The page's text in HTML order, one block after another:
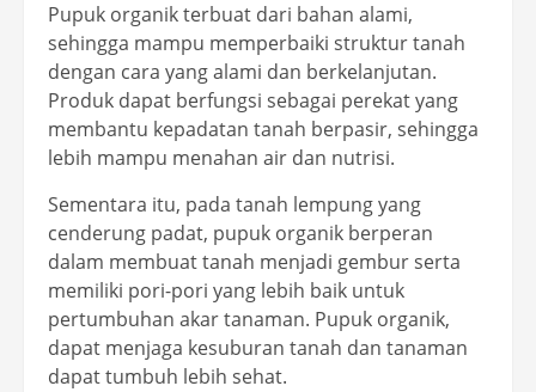
Pupuk organik terbuat dari bahan alami,
sehingga mampu memperbaiki struktur tanah
dengan cara yang alami dan berkelanjutan.
Produk dapat berfungsi sebagai perekat yang
membantu kepadatan tanah berpasir, sehingga
lebih mampu menahan air dan nutrisi.
Sementara itu, pada tanah lempung yang
cenderung padat, pupuk organik berperan
dalam membuat tanah menjadi gembur serta
memiliki pori-pori yang lebih baik untuk
pertumbuhan akar tanaman. Pupuk organik,
dapat menjaga kesuburan tanah dan tanaman
dapat tumbuh lebih sehat.